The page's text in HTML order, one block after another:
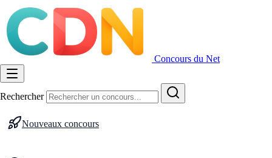
Concours du Net
Rechercher
Nouveaux concours